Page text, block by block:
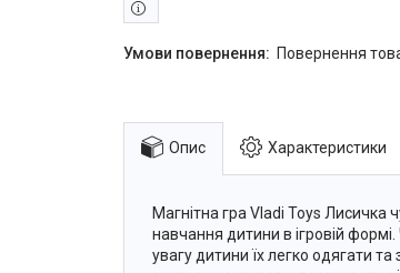
повернення
Опис Характеристики
Магнітна гра Vladi Toys Лисичка
навчання дитини в ігровій
увагу дитини їх легко одягати